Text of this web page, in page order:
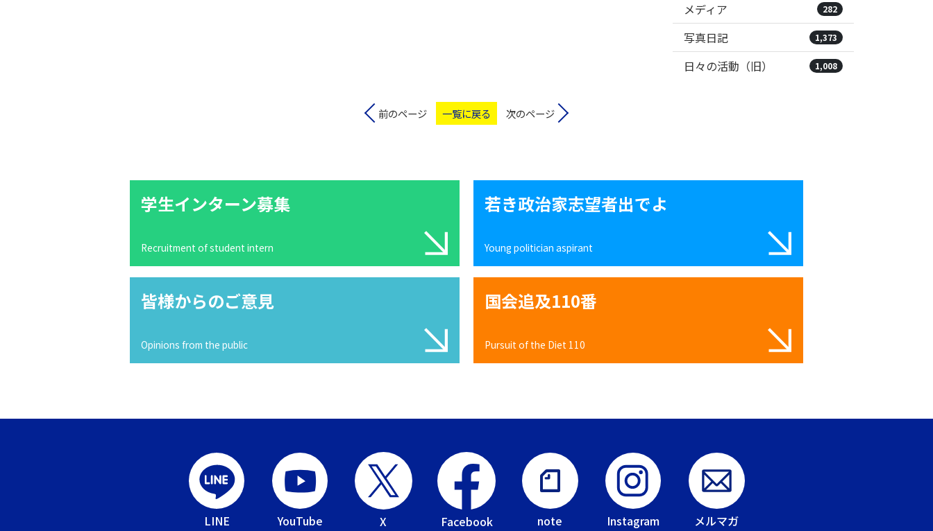
メディア 282
写真日記 1,373
日々の活動（旧） 1,008
前のページ 一覧に戻る 次のページ
学生インターン募集
Recruitment of student intern
若き政治家志望者出でよ
Young politician aspirant
皆様からのご意見
Opinions from the public
国会追及110番
Pursuit of the Diet 110
LINE YouTube X Facebook note Instagram メルマガ